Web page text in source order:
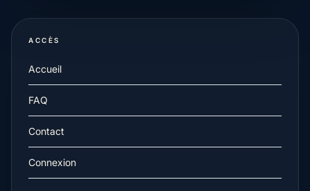
ACCÈS
Accueil
FAQ
Contact
Connexion